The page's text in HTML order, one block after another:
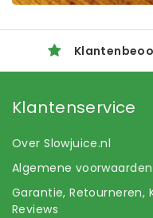
Klantenservice
Over Slowjuice.nl
Algemene voorwaarden
Garantie, Retourneren,
Reviews